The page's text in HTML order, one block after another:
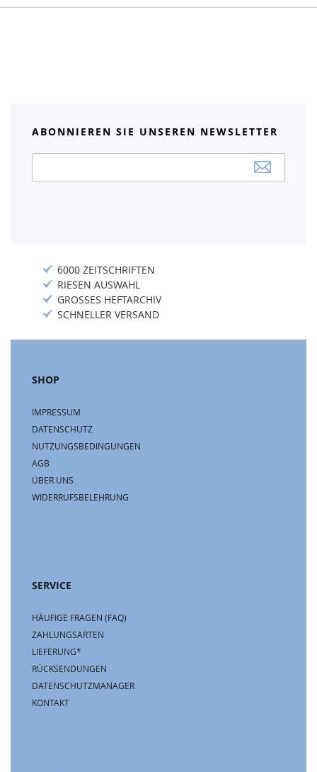
ABONNIEREN SIE UNSEREN NEWSLETTER
Newsletter:
6000 ZEITSCHRIFTEN
RIESEN AUSWAHL
GROSSES HEFTARCHIV
SCHNELLER VERSAND
SHOP
IMPRESSUM
DATENSCHUTZ
NUTZUNGSBEDINGUNGEN
AGB
ÜBER UNS
WIDERRUFSBELEHRUNG
SERVICE
HÄUFIGE FRAGEN (FAQ)
ZAHLUNGSARTEN
LIEFERUNG*
RÜCKSENDUNGEN
DATENSCHUTZMANAGER
KONTAKT